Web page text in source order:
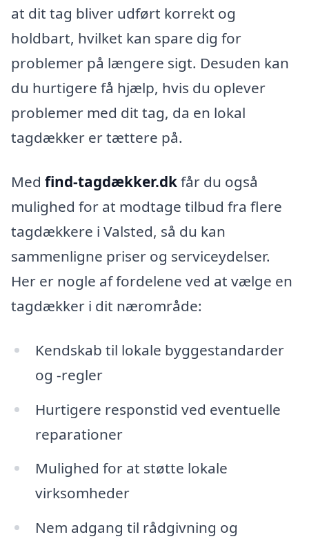
at dit tag bliver udført korrekt og
holdbart, hvilket kan spare dig for
problemer på længere sigt. Desuden kan
du hurtigere få hjælp, hvis du oplever
problemer med dit tag, da en lokal
tagdækker er tættere på.
Med find-tagdækker.dkfår du også
mulighed for at modtage tilbud fra flere
tagdækkere i Valsted, så du kan
sammenligne priser og serviceydelser.
Her er nogle af fordelene ved at vælge en
tagdækker i dit nærområde:
Kendskab til lokale byggestandarder
og -regler
Hurtigere responstid ved eventuelle
reparationer
Mulighed for at støtte lokale
virksomheder
Nem adgang til rådgivning og